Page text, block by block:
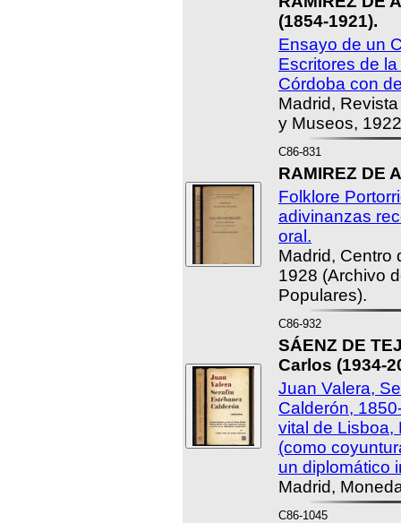
(1854-1921).
Ensayo de un
Escritores de
Córdoba con
Madrid,
y Museos,
C86-831
RAMIREZ DE
Folklore
adivinanzas
oral.
Madrid, Centro
1928 (Archivo
Populares).
C86-932
SÁENZ DE
Carlos (1934-
Juan Valera,
Calderón,
vital de Lisboa,
(como
un diplomático
Madrid,
C86-1045